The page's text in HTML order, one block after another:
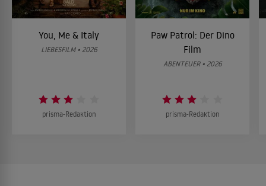
You, Me & Italy
LIEBESFILM • 2026
prisma-Redaktion
Paw Patrol: Der Dino
Film
ABENTEUER • 2026
prisma-Redaktion